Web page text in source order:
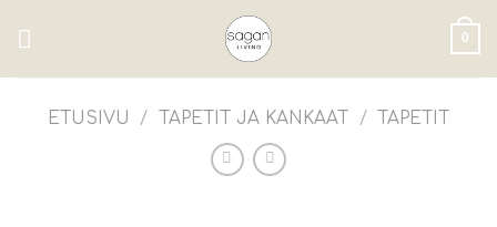
0
ETUSIVU / TAPETIT JA KANKAAT / TAPETIT